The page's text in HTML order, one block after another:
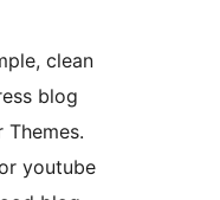
clean
blog
youtube